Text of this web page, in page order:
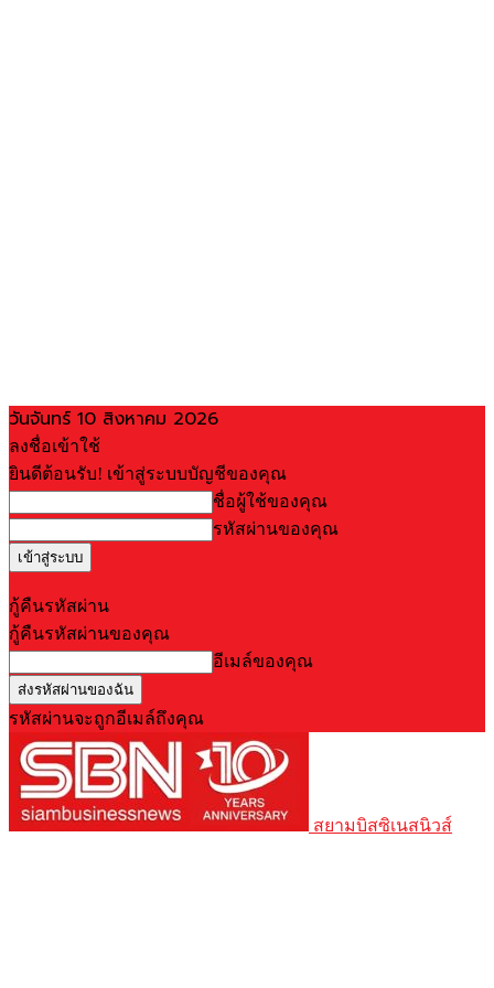
วันจันทร์ 10 สิงหาคม 2026
ลงชื่อเข้าใช้
ยินดีต้อนรับ! เข้าสู่ระบบบัญชีของคุณ
ชื่อผู้ใช้ของคุณ
รหัสผ่านของคุณ
กู้คืนรหัสผ่าน
กู้คืนรหัสผ่านของคุณ
อีเมล์ของคุณ
รหัสผ่านจะถูกอีเมล์ถึงคุณ
สยามบิสซิเนสนิวส์